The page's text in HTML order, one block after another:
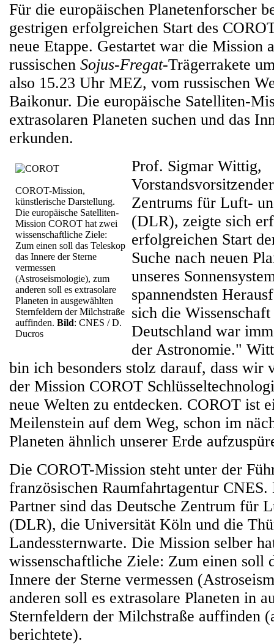
Für die europäischen Planetenforscher
gestrigen erfolgreichen Start des
neue Etappe. Gestartet war die Mission
russischen Sojus-Fregat-Trägerrakete
also 15.23 Uhr MEZ, vom russischen
Baikonur. Die europäische Satelliten-
extrasolaren Planeten suchen und das
erkunden.
COROT-Mission,
künstlerische Darstellung.
Die europäische Satelliten-
Mission COROT hat zwei
wissenschaftliche Ziele:
Zum einen soll das Teleskop
das Innere der Sterne
vermessen
(Astroseismologie), zum
anderen soll es extrasolare
Planeten in ausgewählten
Sternfeldern der Milchstraße
auffinden. Bild: CNES / D.
Ducros
Prof. Sigmar Wittig,
Zentrums für Luft-
(DLR), zeigte sich
erfolgreichen Start
Suche nach neuen
unseres
spannendsten
sich die
Deutschland war
der Astronomie."
bin ich besonders stolz darauf, dass wir
der Mission COROT
neue Welten zu entdecken. COROT ist
Meilenstein auf dem Weg, schon im
Planeten ähnlich unserer Erde
Die COROT-Mission steht unter der
französischen Raumfahrtagentur CNES.
Partner sind das Deutsche Zentrum für
(DLR), die Universität Köln und die
Landessternwarte. Die Mission selber
wissenschaftliche Ziele: Zum einen soll
Innere der Sterne vermessen
anderen soll es extrasolare Planeten in
Sternfeldern der Milchstraße auffinden
berichtete).